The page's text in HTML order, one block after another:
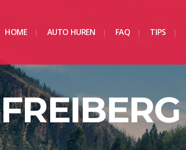
HOME AUTO HUREN FAQ TIPS
FREIBERG